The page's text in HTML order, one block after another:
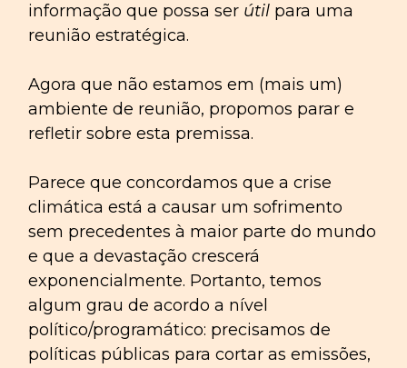
informação que possa ser útil para uma
reunião estratégica.
Agora que não estamos em (mais um)
ambiente de reunião, propomos parar e
refletir sobre esta premissa.
Parece que concordamos que a crise
climática está a causar um sofrimento
sem precedentes à maior parte do mundo
e que a devastação crescerá
exponencialmente. Portanto, temos
algum grau de acordo a nível
político/programático: precisamos de
políticas públicas para cortar as emissões,